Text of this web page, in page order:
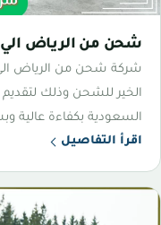
شحن من الرياض
شركة شحن من الرياض
الخير للشحن وذلك
السعودية بكفاءة عالية
اقرأ التفاصيل